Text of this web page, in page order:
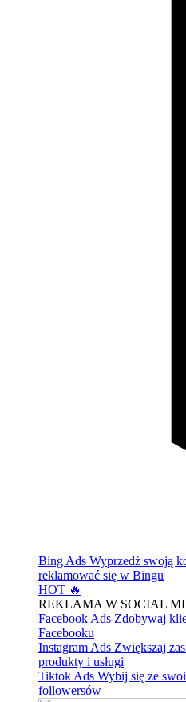
Bing Ads Wyprzedź swoją
reklamować się w Bingu
HOT 🔥
REKLAMA W SOCIAL
Facebook Ads Zdobywaj
Facebooku
Instagram Ads Zwiększaj
produkty i usługi
Tiktok Ads Wybij się ze
followersów